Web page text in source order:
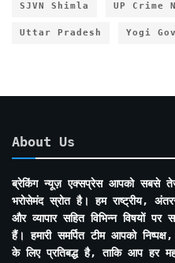
SJVN Shimla UP Crime
Uttar Pradesh Yogi
About Us
ब्रेकिंग न्यूज़ एक्सप्रेस आपको सबसे
भरोसेमंद स्रोत है। हम राष्ट्रीय,
और व्यापार सहित विभिन्न विषयों
हैं। हमारी समर्पित टीम आपको
के लिए प्रतिबद्ध है, ताकि आप हर